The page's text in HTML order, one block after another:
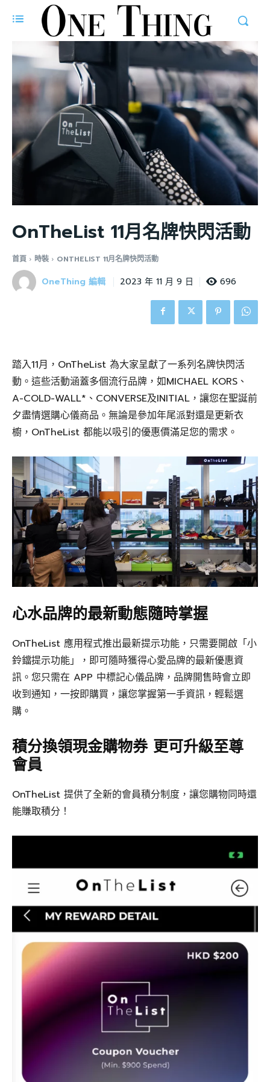
OnTheList 11月名牌快閃活動
首頁 時裝 ONTHELIST 11月名牌快閃活動
OneThing 編輯 2023 年 11 月 9 日 696
踏入11月，OnTheList 為大家呈獻了一系列名牌快閃活
動。這些活動涵蓋多個流行品牌，如MICHAEL KORS、
A-COLD-WALL*、CONVERSE及INITIAL，讓您在聖誕前
夕盡情選購心儀商品。無論是參加年尾派對還是更新衣
櫥，OnTheList 都能以吸引的優惠價滿足您的需求。
心水品牌的最新動態隨時掌握
OnTheList 應用程式推出最新提示功能，只需要開啟「小
鈴鐺提示功能」，即可隨時獲得心愛品牌的最新優惠資
訊。您只需在 APP 中標記心儀品牌，品牌開售時會立即
收到通知，一按即購買，讓您掌握第一手資訊，輕鬆選
購。
積分換領現金購物券 更可升級至尊
會員
OnTheList 提供了全新的會員積分制度，讓您購物同時還
能賺取積分！